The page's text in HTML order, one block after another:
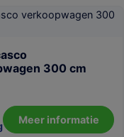
300 cm
Meer informatie